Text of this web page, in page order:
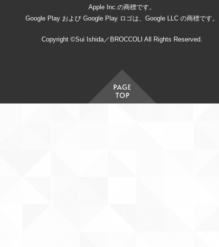
Apple Inc.の商標です。
Google Play および Google Play ロゴは、Google LLC の商標です。
Copyright ©Sui Ishida／BROCCOLI All Rights Reserved.